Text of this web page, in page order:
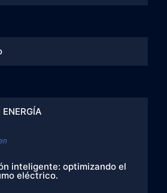
inteligente: optimizando el
eléctrico.